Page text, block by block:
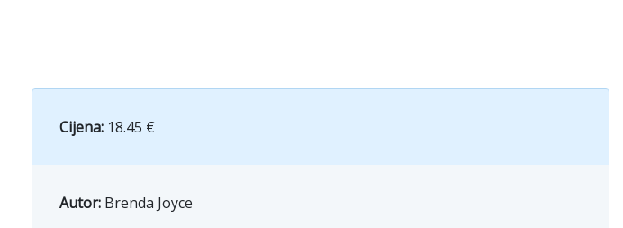
Cijena: 18.45 €
Autor: Brenda Joyce